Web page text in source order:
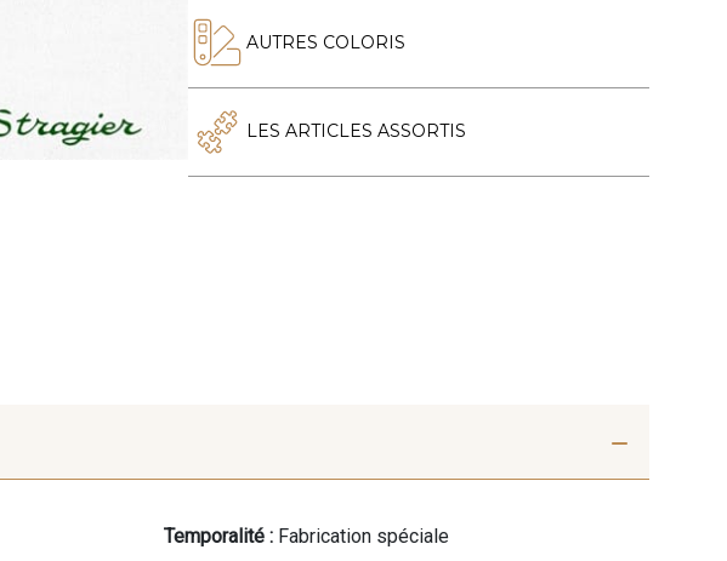
AUTRES COLORIS
LES ARTICLES ASSORTIS
Temporalité : Fabrication spéciale